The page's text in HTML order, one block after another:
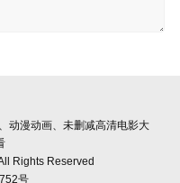
动漫动画、未删减高清电影大
Rights Reserved
号